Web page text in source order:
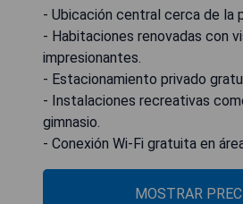
- Ubicación central cerca de la
- Habitaciones renovadas con
impresionantes.
- Estacionamiento privado
- Instalaciones recreativas
gimnasio.
- Conexión Wi-Fi gratuita en
MOSTRAR